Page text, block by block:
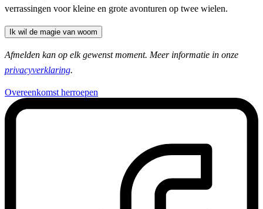
verrassingen voor kleine en grote avonturen op twee wielen.
Ik wil de magie van woom
Afmelden kan op elk gewenst moment. Meer informatie in onze
privacyverklaring.
Overeenkomst herroepen